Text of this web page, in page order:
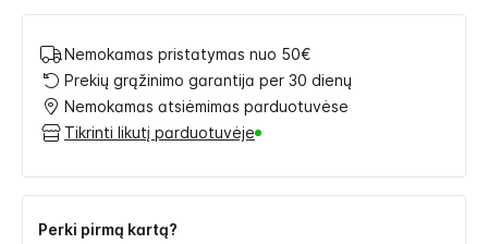
Nemokamas pristatymas nuo 50€
Prekių grąžinimo garantija per 30 dienų
Nemokamas atsiėmimas parduotuvėse
Tikrinti likutį parduotuvėje
Perki pirmą kartą?